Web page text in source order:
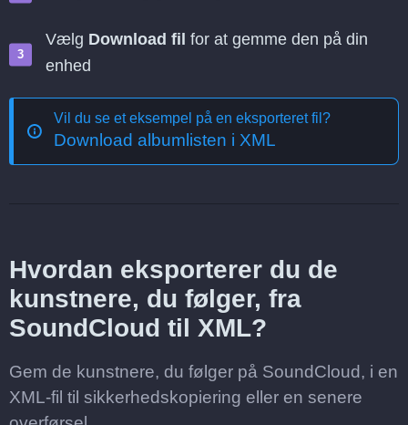
Vælg Download fil for at gemme den på din
enhed
Vil du se et eksempel på en eksporteret fil?
Download albumlisten i XML
Hvordan eksporterer du de
kunstnere, du følger, fra
SoundCloud til XML?
Gem de kunstnere, du følger på SoundCloud, i en
XML-fil til sikkerhedskopiering eller en senere